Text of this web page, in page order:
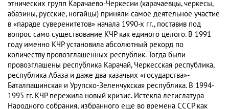
этнических групп Карачаево-Черкесии (карачаевцы, черкесы,
абазины, русские, ногайцы) приняли самое деятельное участие
в «параде суверенитетов» начала 1990-х гг., поставив под
вопрос само существование КЧР как единого целого. В 1991
году именно КЧР установила абсолютный рекорд по
количеству провозглашенных республик. Тогда были
провозглашены республика Карачай, Черкесская республика,
республика Абаза и даже два казачьих «государства»-
Баталпашинская и Урупско-Зеленчукская республика. В 1994-
1995 гг. КЧР пережила новый кризис. Истекла легислатура
Народного собрания, избранного еще во времена СССР как